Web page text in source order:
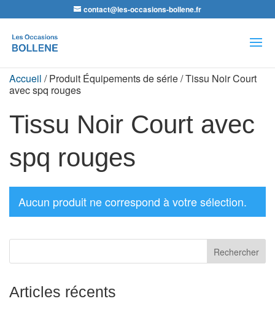
contact@les-occasions-bollene.fr
de
produits
Accueil / Produit Équipements de série / Tissu Noir Court
avec spq rouges
Tissu Noir Court avec
spq rouges
Aucun produit ne correspond à votre sélection.
Articles récents